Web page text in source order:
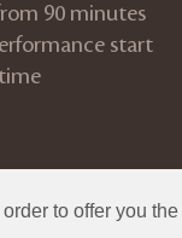
to offer you
90 minutes
start
time